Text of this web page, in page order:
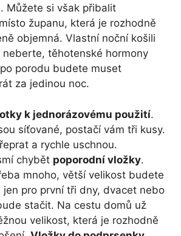
Můžete si však přibalit
županu, která je rozhodně
objemná. Vlastní noční košili
těhotenské hormony
porodu budete muset
za jedinou noc.
k jednorázovému použití.
síťované, postačí vám tři kusy.
a rychle uschnou.
chybět poporodní vložky.
mnoho, větší velikost budete
pro první tři dny, dvacet nebo
stačit. Na cestu domů už
velikost, která je rozhodně